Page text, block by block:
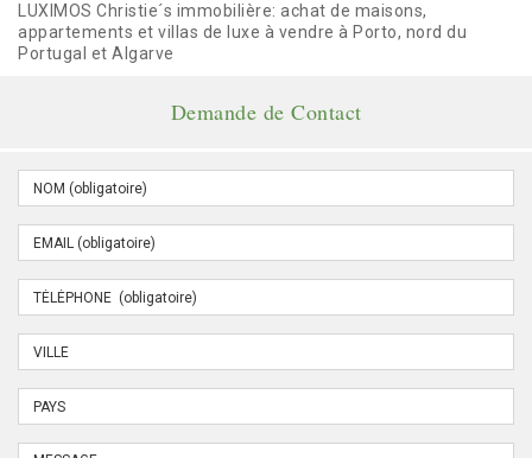
LUXIMOS Christie´s immobilière: achat de maisons,
appartements et villas de luxe à vendre à Porto, nord du
Portugal et Algarve
Demande de Contact